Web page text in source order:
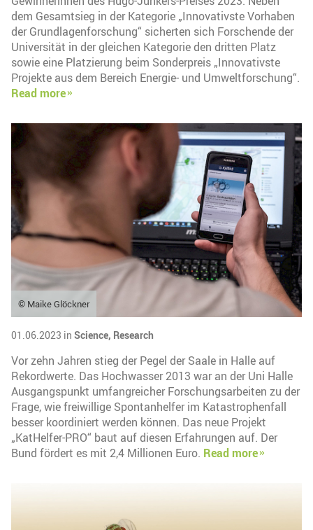
dem Gesamtsieg in der Kategorie „Innovativste Vorhaben
der Grundlagenforschung“ sicherten sich Forschende der
Universität in der gleichen Kategorie den dritten Platz
sowie eine Platzierung beim Sonderpreis „Innovativste
Projekte aus dem Bereich Energie- und Umweltforschung“.
Read more
© Maike Glöckner
01.06.2023 in Science, Research
Vor zehn Jahren stieg der Pegel der Saale in Halle auf
Rekordwerte. Das Hochwasser 2013 war an der Uni Halle
Ausgangspunkt umfangreicher Forschungsarbeiten zu der
Frage, wie freiwillige Spontanhelfer im Katastrophenfall
besser koordiniert werden können. Das neue Projekt
„KatHelfer-PRO“ baut auf diesen Erfahrungen auf. Der
Bund fördert es mit 2,4 Millionen Euro. Read more